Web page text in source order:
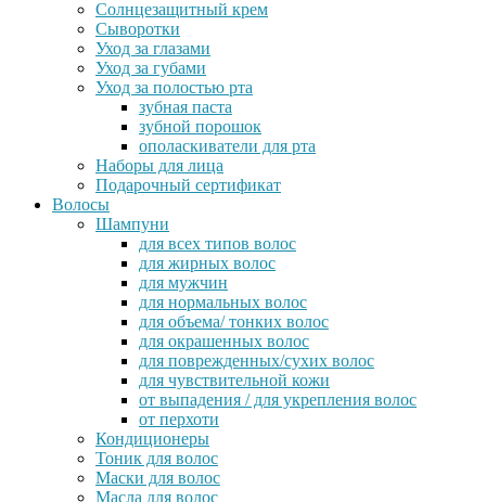
Солнцезащитный крем
Сыворотки
Уход за глазами
Уход за губами
Уход за полостью рта
зубная паста
зубной порошок
ополаскиватели для рта
Наборы для лица
Подарочный сертификат
Волосы
Шампуни
для всех типов волос
для жирных волос
для мужчин
для нормальных волос
для объема/ тонких волос
для окрашенных волос
для поврежденных/сухих волос
для чувствительной кожи
от выпадения / для укрепления волос
от перхоти
Кондиционеры
Тоник для волос
Маски для волос
Масла для волос